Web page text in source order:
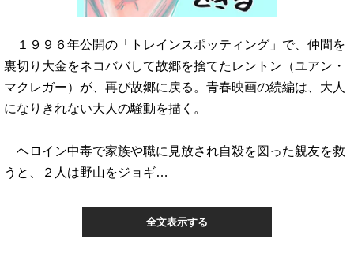
１９９６年公開の「トレインスポッティング」で、仲間を
裏切り大金をネコババして故郷を捨てたレントン（ユアン・
マクレガー）が、再び故郷に戻る。青春映画の続編は、大人
になりきれない大人の騒動を描く。
ヘロイン中毒で家族や職に見放され自殺を図った親友を救
うと、２人は野山をジョギ…
全文表示する